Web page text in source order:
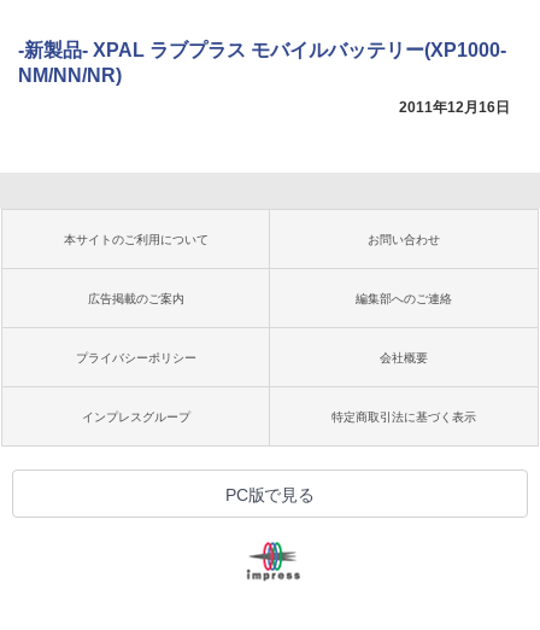
-新製品- XPAL ラブプラス モバイルバッテリー(XP1000-
NM/NN/NR)
2011年12月16日
本サイトのご利用について お問い合わせ
広告掲載のご案内 編集部へのご連絡
プライバシーポリシー 会社概要
インプレスグループ 特定商取引法に基づく表示
PC版で見る